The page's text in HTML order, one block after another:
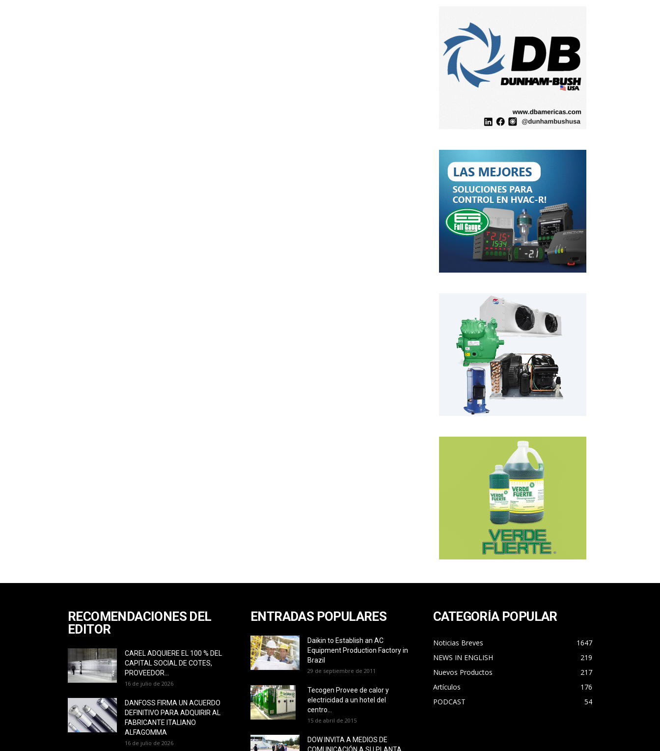
RECOMENDACIONES DEL
EDITOR
CAREL ADQUIERE EL 100 % DEL
CAPITAL SOCIAL DE COTES,
PROVEEDOR...
16 de julio de 2026
DANFOSS FIRMA UN ACUERDO
DEFINITIVO PARA ADQUIRIR AL
FABRICANTE ITALIANO
ALFAGOMMA
16 de julio de 2026
ENTRADAS POPULARES
Daikin to Establish an AC
Equipment Production Factory in
Brazil
29 de septiembre de 2011
Tecogen Provee de calor y
electricidad a un hotel del
centro...
15 de abril de 2015
DOW INVITA A MEDIOS DE
CATEGORÍA POPULAR
Noticias Breves
1647
NEWS IN ENGLISH
219
Nuevos Productos
217
Artículos
176
PODCAST
54